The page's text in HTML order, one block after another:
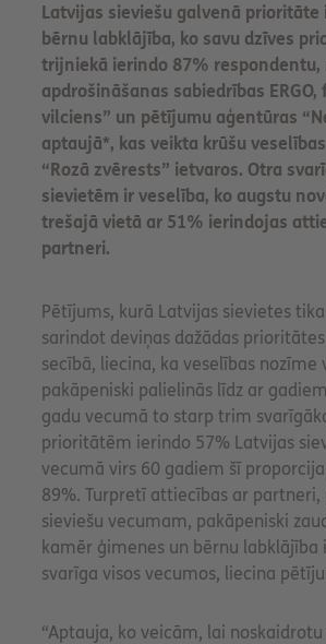
Latvijas sieviešu galvenā prioritāte
bērnu labklājība, ko savu dzīves
trijniekā ierindo 87% respondentu,
apdrošināšanas sabiedrības ERGO,
vilciens” un pētījumu aģentūras
aptaujā*, kas veikta krūšu
“Rozā zvērests” ietvaros. Otra
sievietēm ir veselība, ko augstu
trešajā vietā ar 51% ierindojas
partneri.
Pētījums, kurā Latvijas sievietes
sarindot deviņas dažādas
secībā, liecina, ka veselības nozīme
pakāpeniski palielinās līdz ar
gadu vecumā to starp trim
prioritātēm ierindo 57% Latvijas
vecumā virs 60 gadiem šī
89%. Turpretī attiecības ar partneri,
sieviešu vecumam, pakāpeniski
kamēr ģimenes un bērnu labklājība
svarīga visos vecumos, liecina
“Aptauja, ko veicām, lai